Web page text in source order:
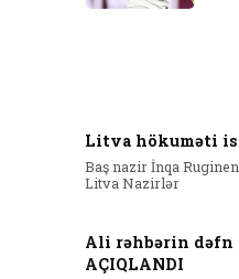
Litva hökuməti
Baş nazir İnqa
Litva Nazirlər
Ali rəhbərin
AÇIQLANDI